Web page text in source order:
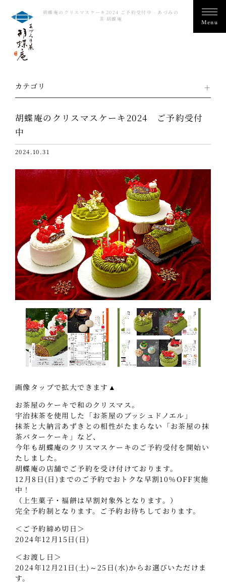
胡蝶庵のクリスマスケーキ2024 ご予約受付中 - あづみの
茶 胡蝶庵
カテゴリ
胡蝶庵のクリスマスケーキ2024 ご予約受付
中
2024.10.31
画像タップで拡大できます▲
お茶屋のケーキで和のクリスマス。
宇治抹茶を使用した「お茶屋のブッシュドノエル」
抹茶と大納言あずきとの相性がたまらない「お茶屋の抹
茶バターケーキ」など、
今年も胡蝶庵のクリスマスケーキのご予約受付を開始い
たしました。
胡蝶庵の店舗でご予約を受け付けております。
12月8日(日)までのご予約でおトクな早割10％OFF実施
中！
（上生菓子・福餅は早割対象外となります。）
完全予約制となります。ご予約お待ちしております。
＜ご予約締め切日＞
2024年12月15日(日)
＜お渡し日＞
2024年12月21日(土)～25日(水)からお選びいただけま
す。